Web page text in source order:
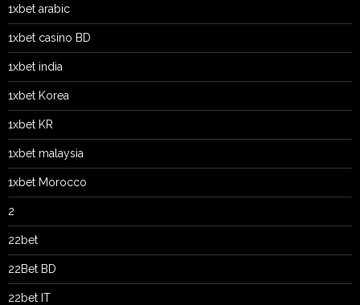
1xbet arabic
1xbet casino BD
1xbet india
1xbet Korea
1xbet KR
1xbet malaysia
1xbet Morocco
2
22bet
22Bet BD
22bet IT